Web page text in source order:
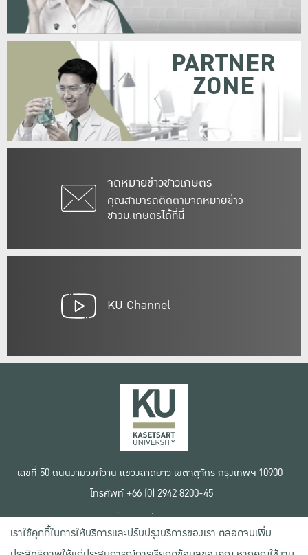
จดหมายข่าวชาวเกษตร
คุณสามารถติดตามจดหมายข่าว
ชาวม.เกษตรได้ที่นี่
PARTNER
ZONE
KU Channel
เลขที่ 50 ถนนงามวงศ์วาน แขวงลาดยาว เขตจตุจักร กรุงเทพฯ 10900
โทรศัพท์ +66 (0) 2942 8200-45
เงื่อนไขการใช้งานเว็บไซต์
ข้อตกลงด้านสิทธิ์ใช้งาน
นโยบายความเป็นส่วนตัว
เราใช้คุกกี้ในการให้บริการและปรับปรุงบริการของเรา ตลอดจนเพิ่ม